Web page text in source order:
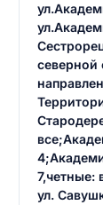
северной
7,четные:
ул.